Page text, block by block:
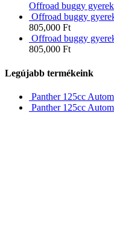
Offroad buggy
Offroad buggy
805,000 Ft
Offroad buggy
805,000 Ft
Legújabb termékeink
Panther 125cc
Panther 125cc